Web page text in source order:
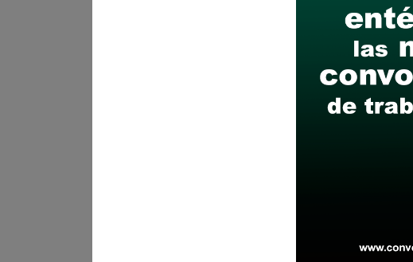
Recomendaciones para
Descarga y revisa a detalle las
Antes de postular, verifica si
Prepara tu documentación y
Revisar el cronograma para